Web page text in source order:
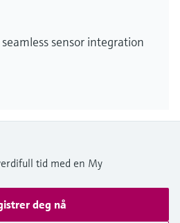
sensor integration
tid med en My
deg nå